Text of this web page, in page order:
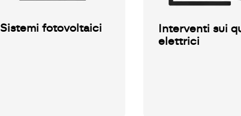
Sistemi fotovoltaici
Interventi sui
elettrici